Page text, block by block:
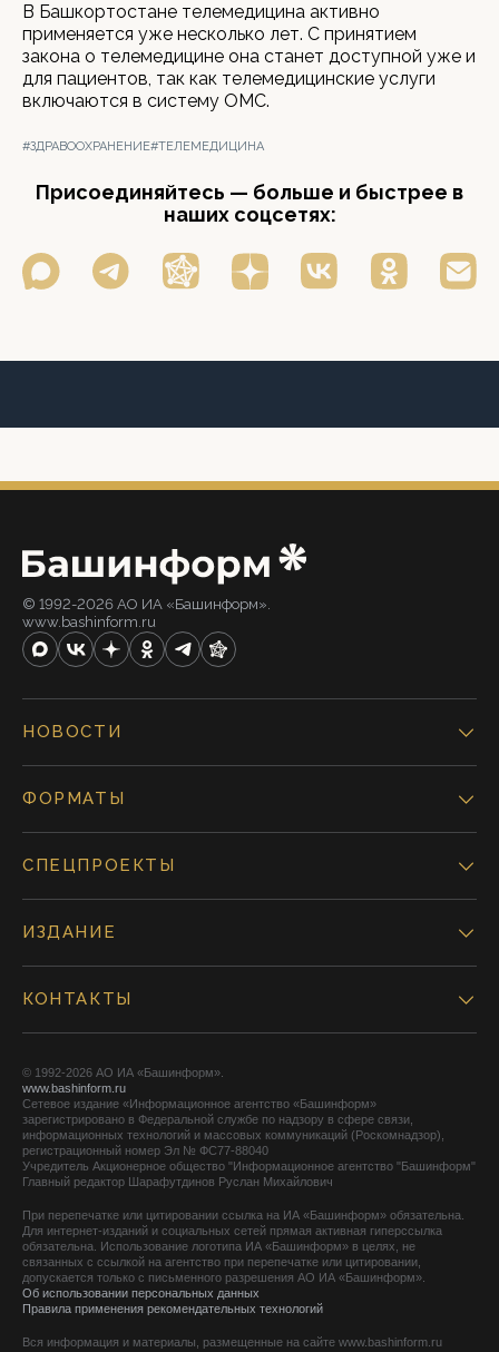
В Башкортостане телемедицина активно
применяется уже несколько лет. С принятием
закона о телемедицине она станет доступной уже и
для пациентов, так как телемедицинские услуги
включаются в систему ОМС.
#ЗДРАВООХРАНЕНИЕ#ТЕЛЕМЕДИЦИНА
Присоединяйтесь — больше и быстрее в
наших соцсетях:
© 1992-2026 АО ИА «Башинформ».
www.bashinform.ru
НОВОСТИ
ФОРМАТЫ
СПЕЦПРОЕКТЫ
ИЗДАНИЕ
КОНТАКТЫ
© 1992-2026 АО ИА «Башинформ».
www.bashinform.ru
Сетевое издание «Информационное агентство «Башинформ»
зарегистрировано в Федеральной службе по надзору в сфере связи,
информационных технологий и массовых коммуникаций (Роскомнадзор),
регистрационный номер Эл № ФС77-88040
Учредитель Акционерное общество "Информационное агентство "Башинформ"
Главный редактор Шарафутдинов Руслан Михайлович
При перепечатке или цитировании ссылка на ИА «Башинформ» обязательна.
Для интернет-изданий и социальных сетей прямая активная гиперссылка
обязательна. Использование логотипа ИА «Башинформ» в целях, не
связанных с ссылкой на агентство при перепечатке или цитировании,
допускается только с письменного разрешения АО ИА «Башинформ».
Об использовании персональных данных
Правила применения рекомендательных технологий
Вся информация и материалы, размещенные на сайте www.bashinform.ru